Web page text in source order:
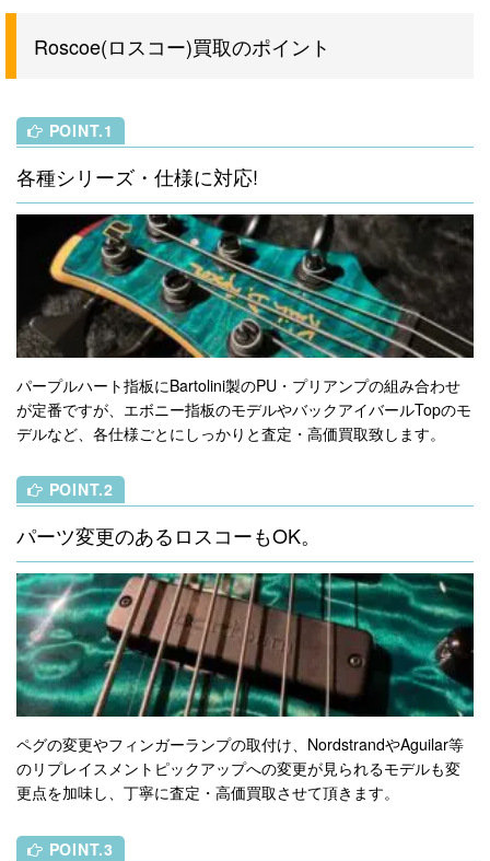
Roscoe(ロスコー)買取のポイント
POINT.1
各種シリーズ・仕様に対応!
パープルハート指板にBartolini製のPU・プリアンプの組み合わせ
が定番ですが、エボニー指板のモデルやバックアイバールTopのモ
デルなど、各仕様ごとにしっかりと査定・高価買取致します。
POINT.2
パーツ変更のあるロスコーもOK。
ペグの変更やフィンガーランプの取付け、NordstrandやAguilar等
のリプレイスメントピックアップへの変更が見られるモデルも変
更点を加味し、丁寧に査定・高価買取させて頂きます。
POINT.3